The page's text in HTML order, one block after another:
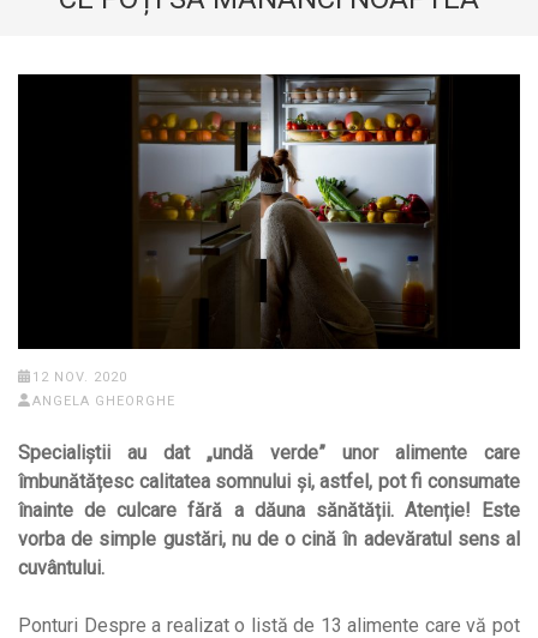
12 NOV. 2020
ANGELA GHEORGHE
Specialiștii au dat „undă verde” unor alimente care
îmbunătățesc calitatea somnului și, astfel, pot fi consumate
înainte de culcare fără a dăuna sănătății. Atenție! Este
vorba de simple gustări, nu de o cină în adevăratul sens al
cuvântului.
Ponturi Despre a realizat o listă de 13 alimente care vă pot